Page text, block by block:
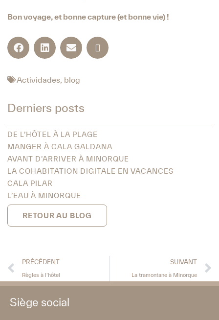
Bon voyage, et bonne capture (et bonne vie) !
Actividades, blog
Derniers posts
DE L’HÔTEL À LA PLAGE
MANGER À CALA GALDANA
AVANT D’ARRIVER À MINORQUE
LA COHABITATION DIGITALE EN VACANCES
CALA PILAR
L’EAU À MINORQUE
RETOUR AU BLOG
PRÉCÉDENT
Règles à l’hôtel
SUIVANT
La tramontane à Minorque
Siège social